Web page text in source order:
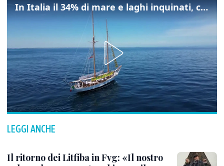
In Italia il 34% di mare e laghi inquinati, colpa della maladepurazione
LEGGI ANCHE
Il ritorno dei Litfiba in Fvg: «Il nostro